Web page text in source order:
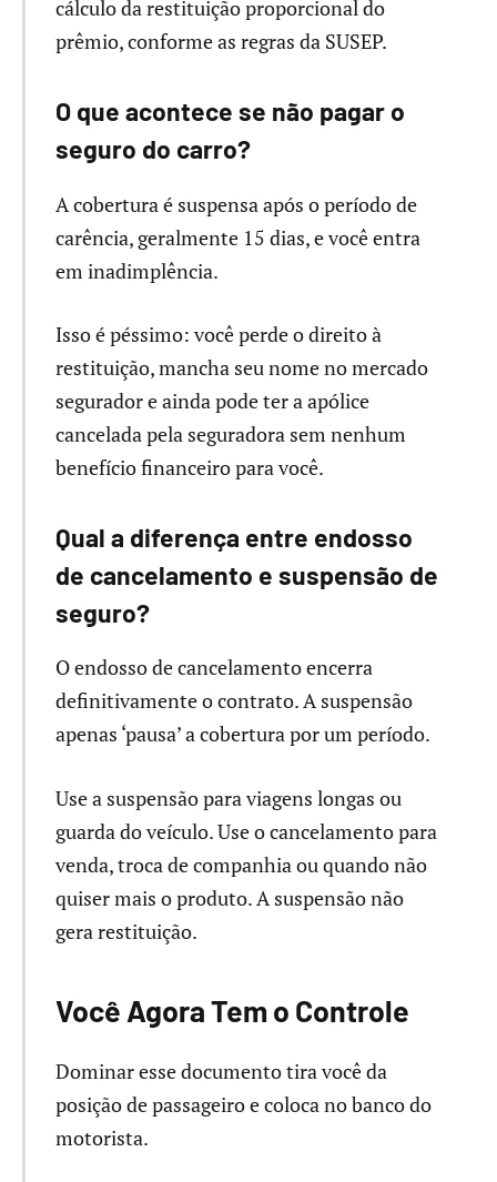
cálculo da restituição proporcional do
prêmio, conforme as regras da SUSEP.
O que acontece se não pagar o
seguro do carro?
A cobertura é suspensa após o período de
carência, geralmente 15 dias, e você entra
em inadimplência.
Isso é péssimo: você perde o direito à
restituição, mancha seu nome no mercado
segurador e ainda pode ter a apólice
cancelada pela seguradora sem nenhum
benefício financeiro para você.
Qual a diferença entre endosso
de cancelamento e suspensão de
seguro?
O endosso de cancelamento encerra
definitivamente o contrato. A suspensão
apenas ‘pausa’ a cobertura por um período.
Use a suspensão para viagens longas ou
guarda do veículo. Use o cancelamento para
venda, troca de companhia ou quando não
quiser mais o produto. A suspensão não
gera restituição.
Você Agora Tem o Controle
Dominar esse documento tira você da
posição de passageiro e coloca no banco do
motorista.